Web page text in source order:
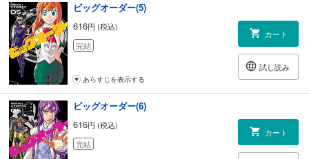
ビッグオーダー(5)
616円 (税込)
完結
カート
試し読み
あらすじを表示する
ビッグオーダー(6)
616円 (税込)
完結
カート